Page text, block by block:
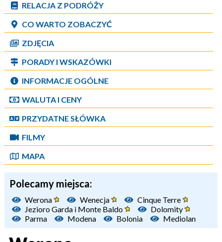
RELACJA Z PODRÓŻY
CO WARTO ZOBACZYĆ
ZDJĘCIA
PORADY I WSKAZÓWKI
INFORMACJE OGÓLNE
WALUTA I CENY
PRZYDATNE SŁÓWKA
FILMY
MAPA
Polecamy miejsca:
Werona Wenecja
Cinque Terre
Jezioro Garda i Monte Baldo
Dolomity
Parma
Modena Bolonia Mediolan